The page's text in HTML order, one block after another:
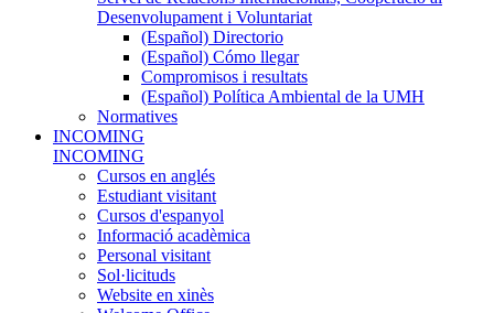
Desenvolupament i Voluntariat
(Español) Directorio
(Español) Cómo llegar
Compromisos i resultats
(Español) Política Ambiental de la UMH
Normatives
INCOMING
INCOMING
Cursos en anglés
Estudiant visitant
Cursos d'espanyol
Informació acadèmica
Personal visitant
Sol·licituds
Website en xinès